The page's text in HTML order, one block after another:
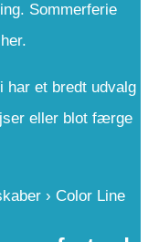
Sommerferie
har et bredt udvalg
eller blot færge
› Color Line